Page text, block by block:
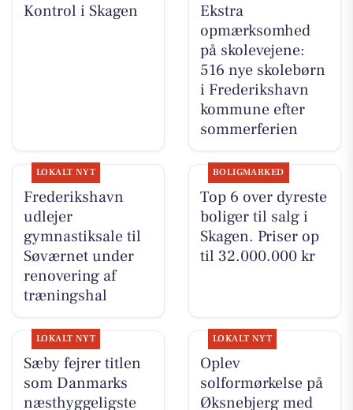
Kontrol i Skagen
Ekstra
opmærksomhed
på skolevejene:
516 nye skolebørn
i Frederikshavn
kommune efter
sommerferien
LOKALT NYT
Frederikshavn
udlejer
gymnastiksale til
Søværnet under
renovering af
træningshal
BOLIGMARKED
Top 6 over dyreste
boliger til salg i
Skagen. Priser op
til 32.000.000 kr
LOKALT NYT
Sæby fejrer titlen
som Danmarks
næsthyggeligste
LOKALT NYT
Oplev
solformørkelse på
Øksnebjerg med